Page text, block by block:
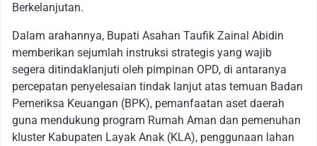
Berkelanjutan.
Dalam arahannya, Bupati Asahan Taufik Zainal Abidin
memberikan sejumlah instruksi strategis yang wajib
segera ditindaklanjuti oleh pimpinan OPD, di antaranya
percepatan penyelesaian tindak lanjut atas temuan Badan
Pemeriksa Keuangan (BPK), pemanfaatan aset daerah
guna mendukung program Rumah Aman dan pemenuhan
kluster Kabupaten Layak Anak (KLA), penggunaan lahan